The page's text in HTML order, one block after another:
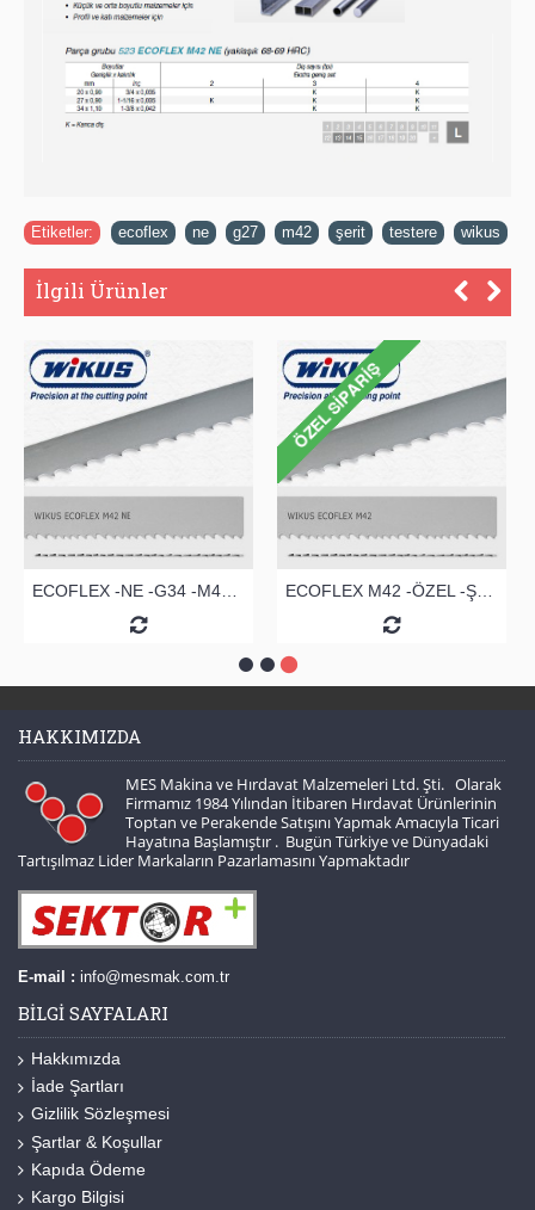
Etiketler: ecoflex ne g27 m42 şerit testere wikus
İlgili Ürünler
HAKKIMIZDA
MES Makina ve Hırdavat Malzemeleri Ltd. Şti. Olarak
Firmamız 1984 Yılından İtibaren Hırdavat Ürünlerinin
Toptan ve Perakende Satışını Yapmak Amacıyla Ticari
Hayatına Başlamıştır . Bugün Türkiye ve Dünyadaki
Tartışılmaz Lider Markaların Pazarlamasını Yapmaktadır
E-mail : info@mesmak.com.tr
BILGI SAYFALARI
Hakkımızda
İade Şartları
Gizlilik Sözleşmesi
Şartlar & Koşullar
Kapıda Ödeme
Kargo Bilgisi